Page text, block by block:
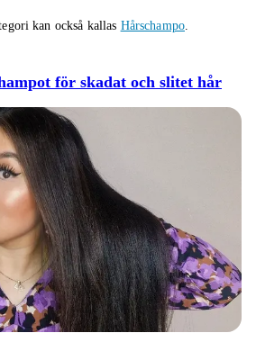
kan också kallas Hårschampo.
för skadat och slitet hår